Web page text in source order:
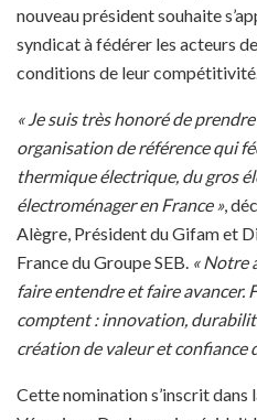
nouveau président souhaite
syndicat à fédérer les acteurs
conditions de leur
« Je suis très honoré de
organisation de référence qui
thermique électrique, du gros
électroménager en France »,
Alègre, Président du Gifam et
France du Groupe SEB. « Notre
faire entendre et faire avancer.
comptent : innovation,
création de valeur et confiance
Cette nomination s’inscrit